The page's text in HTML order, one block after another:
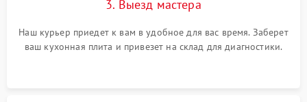
3. Выезд мастера
Наш курьер приедет к вам в удобное для вас время. Заберет
ваш кухонная плита и привезет на склад для диагностики.